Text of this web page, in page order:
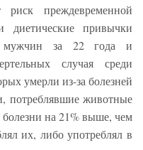
преждевременной
диетические привычки
за 22 года и
случая среди
умерли из-за болезней
потреблявшие животные
на 21% выше, чем
их, либо употреблял в